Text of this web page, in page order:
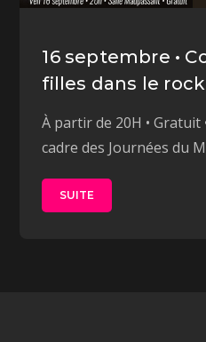
16 septembre •
filles dans le rock
À partir de 20H • Gratuit
cadre des Journées du
SUITE